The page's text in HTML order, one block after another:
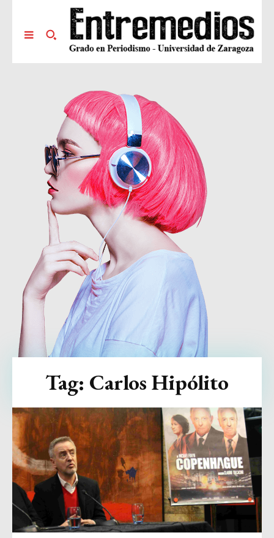
Tag: Carlos Hipólito